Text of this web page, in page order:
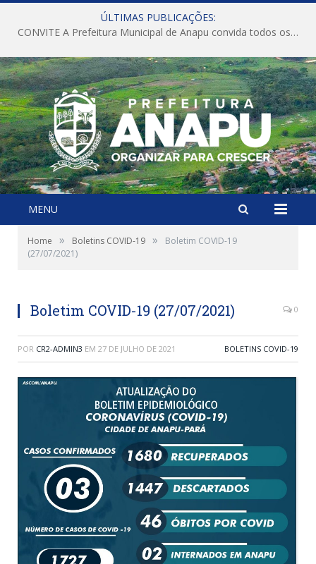
ÚLTIMAS PUBLICAÇÕES:
CONVITE A Prefeitura Municipal de Anapu convida todos os servidores públicos municipais para participarem da Audiência Pública de discussão da Lei de Diretrizes Orçamentárias (LDO), importante instrumento de planejamento das ações e investimentos da Administração Pública para o próximo exercício financeiro.
MENU
Home » Boletins COVID-19 »
Boletim COVID-19
(27/07/2021)
Boletim COVID-19 (27/07/2021) 0
POR CR2-ADMIN3 EM 27 DE JULHO DE 2021 BOLETINS COVID-19